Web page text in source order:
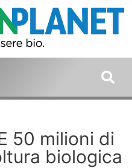
50 milioni di
biologica